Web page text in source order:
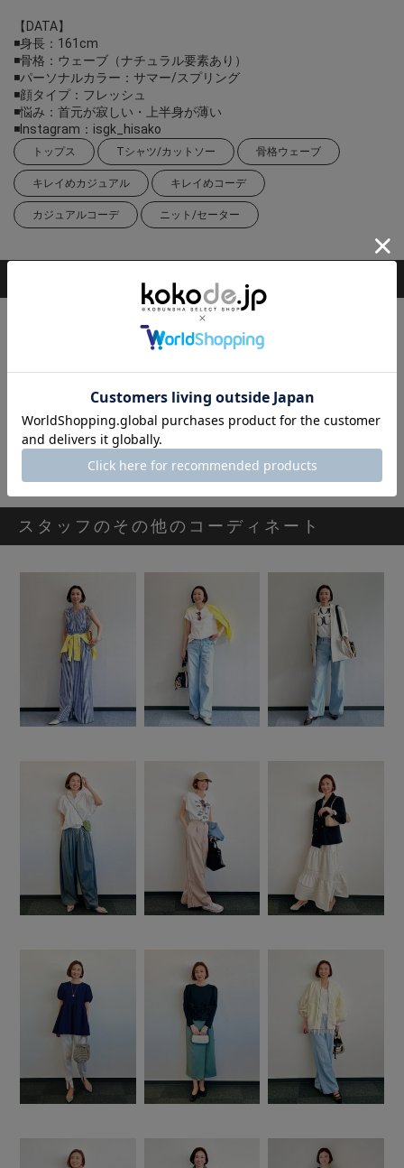
【DATA】
◾️身長：161cm
◾️骨格：ウェーブ（ナチュラル要素あり）
◾️パーソナルカラー：サマー/スプリング
◾️顔タイプ：フレッシュ
◾️悩み：首元が寂しい・上半身が薄い
◾️Instagram：isgk_hisako
トップス Tシャツ/カットソー 骨格ウェーブ
キレイめカジュアル キレイめコーデ
カジュアルコーデ ニット/セーター
スタッフのその他のコーディネート